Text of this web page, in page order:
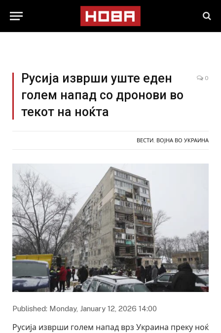
Русија изврши уште еден
голем напад со дронови во
текот на ноќта
0
ВЕСТИ ВОЈНА ВО УКРАИНА
Published: Monday, January 12, 2026 14:00
Русија изврши голем напад врз Украина преку ноќ